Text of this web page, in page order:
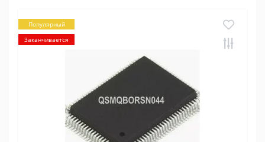
Популярный
Заканчивается